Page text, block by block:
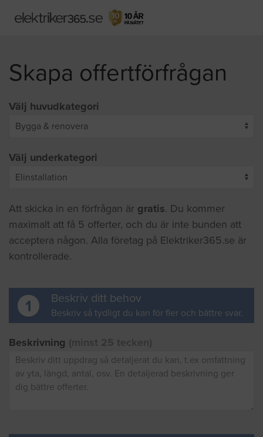
Skapa offertförfrågan
Välj huvudkategori
Välj underkategori
Att skicka in en förfrågan är gratis. Du kommer
maximalt att få 5 offerter, och du är inte bunden att
acceptera någon. Alla företag på Elektriker365.se är
kontrollerade.
1 Beskriv ditt behov
Beskriv så tydligt du kan för fler och bättre svar.
Beskrivning